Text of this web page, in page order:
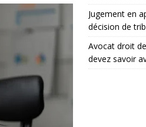
Jugement en
décision de
Avocat droit
devez savoir